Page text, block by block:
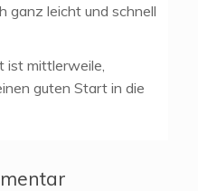
ganz leicht und schnell
ist mittlerweile,
guten Start in die